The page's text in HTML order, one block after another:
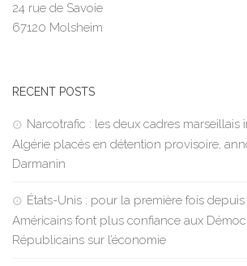
24 rue de Savoie
67120 Molsheim
RECENT POSTS
Narcotrafic : les deux cadres marseillais
Algérie placés en détention provisoire,
Darmanin
États-Unis : pour la première fois depuis
Américains font plus confiance aux
Républicains sur l’économie